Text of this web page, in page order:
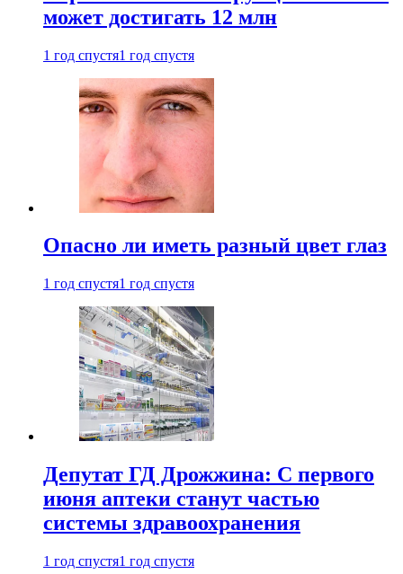
может достигать 12 млн
1 год спустя1 год спустя
Опасно ли иметь разный цвет глаз
1 год спустя1 год спустя
Депутат ГД Дрожжина: С первого
июня аптеки станут частью
системы здравоохранения
1 год спустя1 год спустя